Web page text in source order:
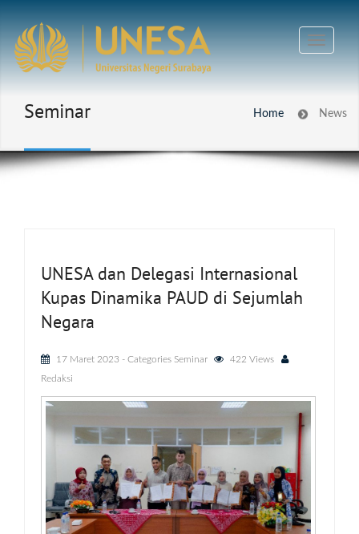
Seminar Home News
UNESA dan Delegasi Internasional
Kupas Dinamika PAUD di Sejumlah
Negara
17 Maret 2023 - Categories Seminar
422 Views
Redaksi